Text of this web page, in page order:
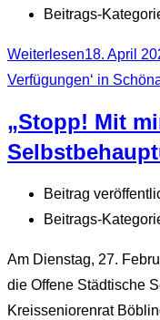
Beitrags-
Weiterlesen18. April
Verfügungen‘ in
„Stopp! Mit
Beitrag
Beitrags-
Am Dienstag, 27.
die Offene Städtische
Kreisseniorenrat